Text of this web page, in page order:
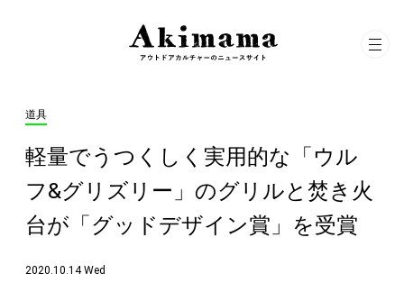
道具
軽量でうつくしく実用的な「ウル
フ&グリズリー」のグリルと焚き火
台が「グッドデザイン賞」を受賞
2020.10.14 Wed